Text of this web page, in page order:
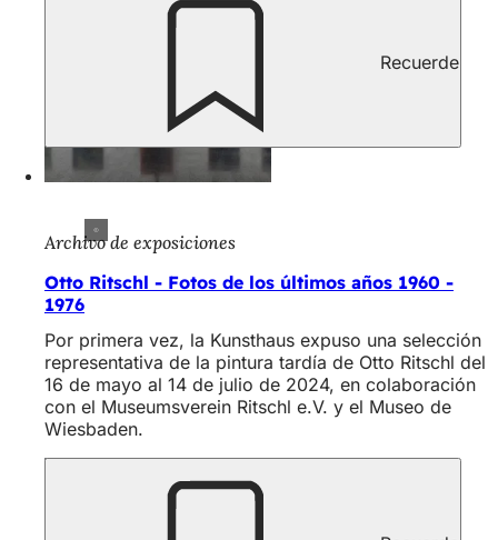
Recuerde
Archivo de exposiciones
Otto Ritschl - Fotos de los últimos años 1960 -
1976
Por primera vez, la Kunsthaus expuso una selección
representativa de la pintura tardía de Otto Ritschl del
16 de mayo al 14 de julio de 2024, en colaboración
con el Museumsverein Ritschl e.V. y el Museo de
Wiesbaden.